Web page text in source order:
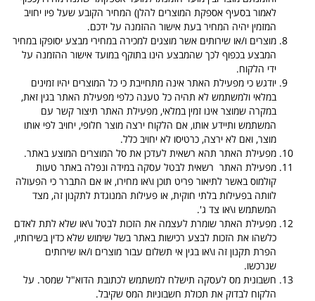
לאמור בסעיף אספקת המוצרים להלן) המחיר הקובע שעל פיו יחויב
המזמין יהיה המחיר בעת אישור ההזמנה על ידכם.
מוצרים ו/או שירותים אשר מוצגים למכירה במחירי מבצע יסופקו במחיר
המבצע בכפוף לכך שהמבצע הינו בתוקף במועד אישור ההזמנה על
ידי הלקוח.
יודגש כי מפעילת האתר אינה מתחייבת כי כל המוצרים יהיו זמינים
במלאי ולמשתמש לא תהיה כל טענה כלפי מפעילת האתר בגין זאת,
במקרה שמוצר אינו זמין במלאי, מפעילת האתר תיצור קשר עם
המשתמש ותיידע אותו, אם הלקוח ירצה מוצר חלופי, יחויב לפי אותו
מוצר, ואם לא ירצה, כרטיסו לא יחויב כלל.
מפעילת האתר תהא רשאית לעדכן את סל המוצרים המוצע באתר.
מפעילת האתר רשאית לבטל עסקה במידה ונפלה באתר טעות
קולמוס באשר לתיאור פריט תוכן ו\או מחירו, או אם התברר כי הפעולה
לוותה בפעילות בלתי חוקית, או פעילות המנוגדת לתקנון זה, מצד
המשתמש ו\או צד ג'.
מפעילת האתר שומרת לעצמה את הזכות לבטל ו\או שלא לתת לאדם
כלשהו את הזכות לבצע רכישות באתר בשל שימוש שלא כדין בשירותיו,
הפרת תקנון זה ו\או בגין אי תשלום עבור מוצרים ו/או שירותים
שנרכשו.
חשבונית מס לעסקה תישלח למשתמש לכתובת הדוא"ל שמסר. על
הלקוח לבדוק את תכולת חשבוניות המס שקיבל.